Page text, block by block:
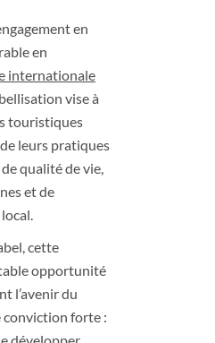
en
en
internationale
vise à
touristiques
leurs pratiques
qualité de vie,
et de
cette
opportunité
l’avenir du
conviction forte :